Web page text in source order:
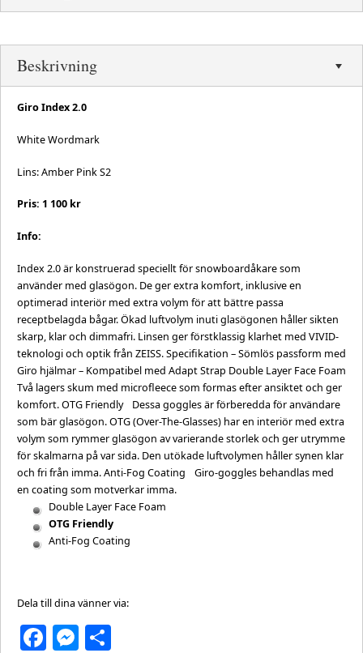
Beskrivning
Giro Index 2.0
White Wordmark
Lins: Amber Pink S2
Pris: 1 100 kr
Info:
Index 2.0 är konstruerad speciellt för snowboardåkare som
använder med glasögon. De ger extra komfort, inklusive en
optimerad interiör med extra volym för att bättre passa
receptbelagda bågar. Ökad luftvolym inuti glasögonen håller sikten
skarp, klar och dimmafri. Linsen ger förstklassig klarhet med VIVID-
teknologi och optik från ZEISS. Specifikation – Sömlös passform med
Giro hjälmar – Kompatibel med Adapt Strap Double Layer Face Foam
Två lagers skum med microfleece som formas efter ansiktet och ger
komfort. OTG Friendly Dessa goggles är förberedda för användare
som bär glasögon. OTG (Over-The-Glasses) har en interiör med extra
volym som rymmer glasögon av varierande storlek och ger utrymme
för skalmarna på var sida. Den utökade luftvolymen håller synen klar
och fri från imma. Anti-Fog Coating Giro-goggles behandlas med
en coating som motverkar imma.
Double Layer Face Foam
OTG Friendly
Anti-Fog Coating
Dela till dina vänner via:
Facebook
Messenger